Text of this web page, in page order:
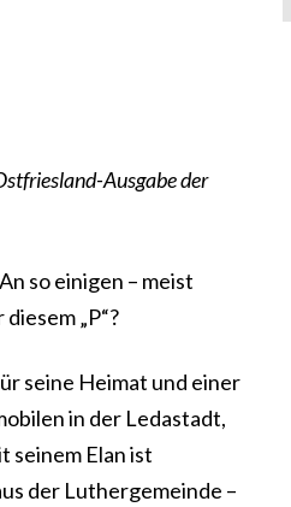
Ausgabe der
so einigen – meist
„P“?
seine Heimat und einer
in der Ledastadt,
seinem Elan ist
der Luthergemeinde –